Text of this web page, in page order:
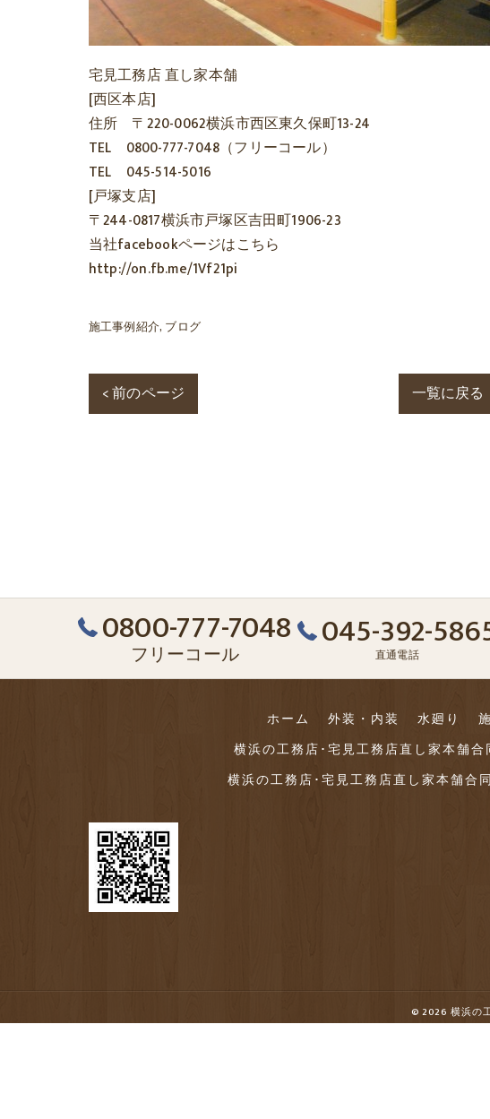
宅見工務店 直し家本舗
[西区本店]
住所 〒220-0062横浜市西区東久保町13-24
TEL 0800-777-7048（フリーコール）
TEL 045-514-5016
[戸塚支店]
〒244-0817横浜市戸塚区吉田町1906-23
当社facebookページはこちら
http://on.fb.me/1Vf21pi
施工事例紹介 ブログ
< 前のページ 一覧に戻る
0800-777-7048
フリーコール 045-392-
直通電話
ホーム 外装・内装 水廻り
横浜の工務店･宅見工務店直し家本舗合
横浜の工務店･宅見工務店直し家本舗合
© 2026 横浜の